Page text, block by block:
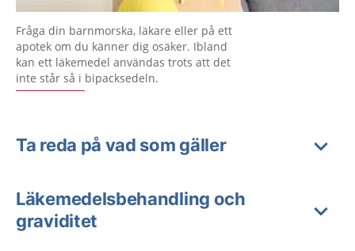
Fråga din barnmorska, läkare eller på ett
apotek om du känner dig osäker. Ibland
kan ett läkemedel användas trots att det
inte står så i bipacksedeln.
Ta reda på vad som gäller
Läkemedelsbehandling och
graviditet